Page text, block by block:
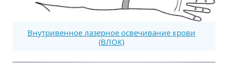
Внутривенное лазерное освечивание крови
(ВЛОК)